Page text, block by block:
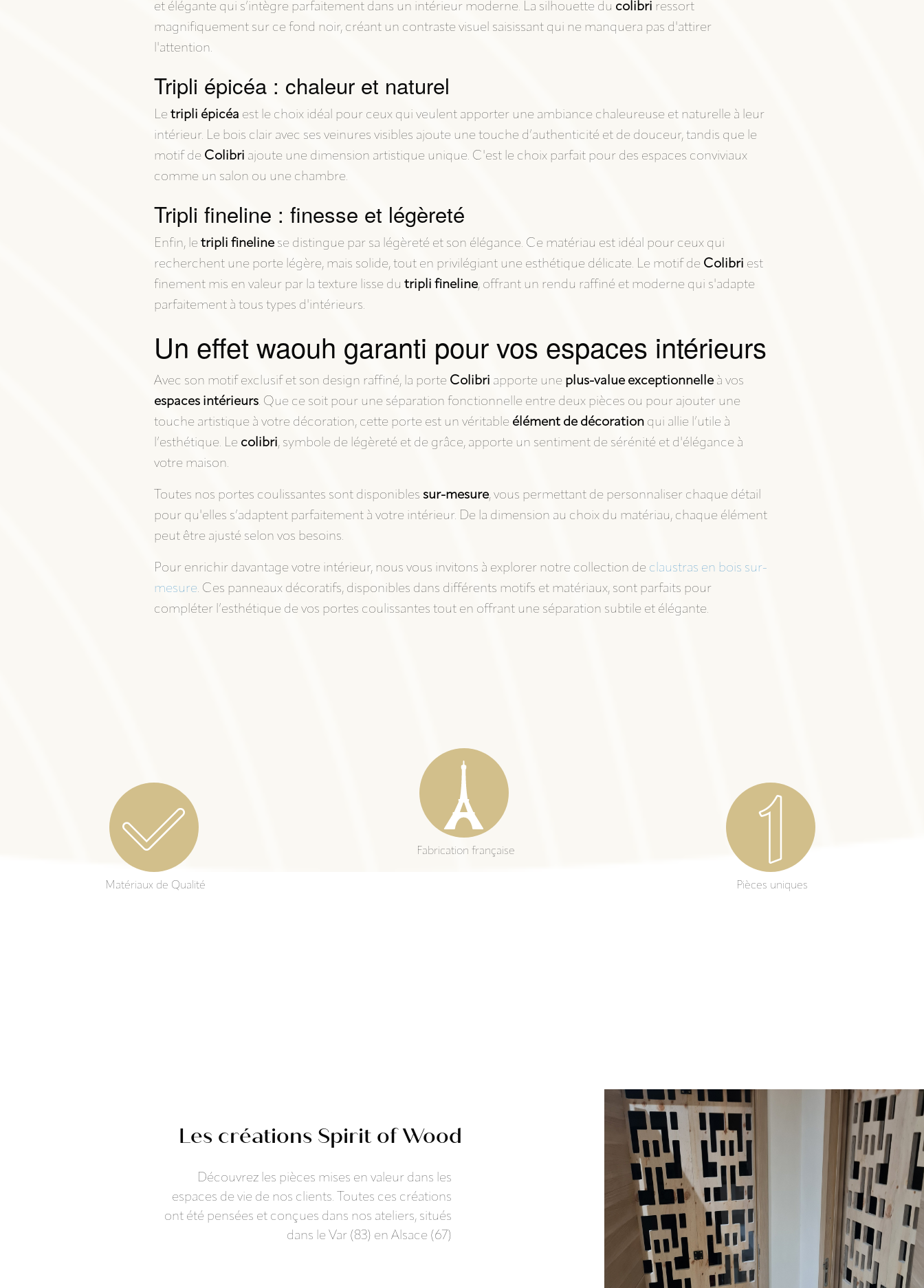
et élégante qui s’intègre parfaitement dans un intérieur moderne. La silhouette du colibri ressort
magnifiquement sur ce fond noir, créant un contraste visuel saisissant qui ne manquera pas d'attirer
l'attention.
Tripli épicéa : chaleur et naturel
Le tripli épicéa est le choix idéal pour ceux qui veulent apporter une ambiance chaleureuse et naturelle à leur
intérieur. Le bois clair avec ses veinures visibles ajoute une touche d’authenticité et de douceur, tandis que le
motif de Colibri ajoute une dimension artistique unique. C'est le choix parfait pour des espaces conviviaux
comme un salon ou une chambre.
Tripli fineline : finesse et légèreté
Enfin, le tripli finelinese distingue par sa légèreté et son élégance. Ce matériau est idéal pour ceux qui
recherchent une porte légère, mais solide, tout en privilégiant une esthétique délicate. Le motif de Colibri est
finement mis en valeur par la texture lisse du tripli fineline, offrant un rendu raffiné et moderne qui s'adapte
parfaitement à tous types d'intérieurs.
Un effet waouh garanti pour vos espaces intérieurs
Avec son motif exclusif et son design raffiné, la porte Colibri apporte une plus-value exceptionnelle à vos
espaces intérieurs. Que ce soit pour une séparation fonctionnelle entre deux pièces ou pour ajouter une
touche artistique à votre décoration, cette porte est un véritable élément de décoration qui allie l’utile à
l’esthétique. Le colibri, symbole de légèreté et de grâce, apporte un sentiment de sérénité et d'élégance à
votre maison.
Toutes nos portes coulissantes sont disponibles sur-mesure, vous permettant de personnaliser chaque détail
pour qu'elles s’adaptent parfaitement à votre intérieur. De la dimension au choix du matériau, chaque élément
peut être ajusté selon vos besoins.
Pour enrichir davantage votre intérieur, nous vous invitons à explorer notre collection de claustras en bois sur-
mesure. Ces panneaux décoratifs, disponibles dans différents motifs et matériaux, sont parfaits pour
compléter l’esthétique de vos portes coulissantes tout en offrant une séparation subtile et élégante.
Matériaux de Qualité
Fabrication française
Pièces uniques
Les créations Spirit of Wood
Découvrez les pièces mises en valeur dans les
espaces de vie de nos clients. Toutes ces créations
ont été pensées et conçues dans nos ateliers, situés
dans le Var (83) en Alsace (67)